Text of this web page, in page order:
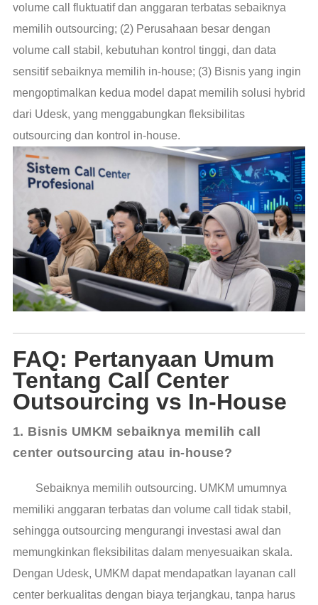
volume call fluktuatif dan anggaran terbatas sebaiknya
memilih outsourcing; (2) Perusahaan besar dengan
volume call stabil, kebutuhan kontrol tinggi, dan data
sensitif sebaiknya memilih in-house; (3) Bisnis yang ingin
mengoptimalkan kedua model dapat memilih solusi hybrid
dari Udesk, yang menggabungkan fleksibilitas
outsourcing dan kontrol in-house.
FAQ: Pertanyaan Umum
Tentang Call Center
Outsourcing vs In-House
1. Bisnis UMKM sebaiknya memilih call
center outsourcing atau in-house?
Sebaiknya memilih outsourcing. UMKM umumnya
memiliki anggaran terbatas dan volume call tidak stabil,
sehingga outsourcing mengurangi investasi awal dan
memungkinkan fleksibilitas dalam menyesuaikan skala.
Dengan Udesk, UMKM dapat mendapatkan layanan call
center berkualitas dengan biaya terjangkau, tanpa harus